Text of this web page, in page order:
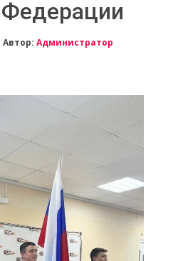
Автор:Администратор